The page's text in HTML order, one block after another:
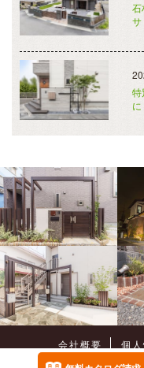
石
サ
特
に
会社概要 個
Copyright©